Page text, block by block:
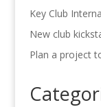
Key Club
New club
Plan a project